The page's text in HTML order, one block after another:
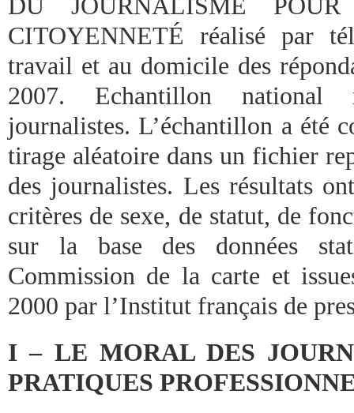
CITOYENNETÉ réalisé par
travail et au domicile des
2007. Echantillon national
journalistes. L’échantillon a été
tirage aléatoire dans un fichier
des journalistes. Les résultats
critères de sexe, de statut, de
sur la base des données
Commission de la carte et
2000 par l’Institut français de
I – LE MORAL DES
PRATIQUES